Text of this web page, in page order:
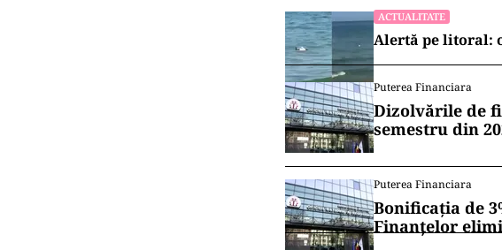
ACTUALITATE
Alertă pe litoral:
Puterea Financiara
Dizolvările de
semestru din
Puterea Financiara
Bonificația de
Finanțelor